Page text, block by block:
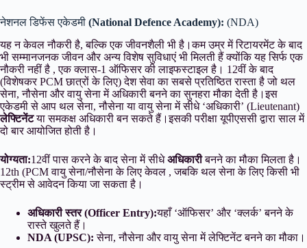
नेशनल डिफेंस एकेडमी (National Defence Academy): (NDA)
यह न केवल नौकरी है, बल्कि एक जीवनशैली भी है।कम उम्र में रिटायरमेंट के बाद
भी सम्मानजनक जीवन और अन्य विशेष सुविधाएं भी मिलती हैं क्योंकि यह सिर्फ एक
नौकरी नहीं है , एक क्लास-1 ऑफिसर की लाइफस्टाइल है। 12वीं के बाद
(विशेषकर PCM छात्रों के लिए) देश सेवा का सबसे प्रतिष्ठित रास्ता है जो थल
सेना, नौसेना और वायु सेना में अधिकारी बनने का सुनहरा मौका देती है।इस
एकेडमी से आप थल सेना, नौसेना या वायु सेना में सीधे ‘अधिकारी’ (Lieutenant)
लेफ्टिनेंटया समकक्ष अधिकारी बन सकते हैं।इसकी परीक्षा यूपीएससी द्वारा साल में
दो बार आयोजित होती है।
योग्यता:12वीं पास करने के बाद सेना में सीधेअधिकारीबनने का मौका मिलता है।
12th (PCM वायु सेना/नौसेना के लिए केवल , जबकि थल सेना के लिए किसी भी
स्ट्रीम से आवेदन किया जा सकता है।
अधिकारी स्तर (Officer Entry):यहाँ ‘ऑफिसर’ और ‘क्लर्क’ बनने के
रास्ते खुलते हैं।
NDA (UPSC): सेना, नौसेना और वायु सेना में लेफ्टिनेंट बनने का मौका।